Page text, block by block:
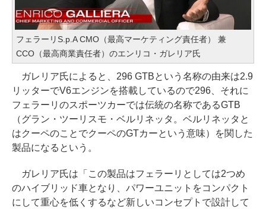
フェラーリS.p.A CMO（最高マーケティング責任者） 兼
CCO（最高商業責任者）のエンリコ・ガレリア氏
ガレリア氏によると、296 GTBという名称の由来は2.9
リッターでV6エンジンを搭載しているので296、それに
フェラーリのスポーツカーでは伝統の名称であるGTB
（グラン・ツーリスモ・ベルリネッタ。ベルリネッタと
はクーペのことでクーペのGTカーという意味）を関した
製品になるという。
ガレリア氏は「この製品はフェラーリとしては2つめ
のハイブリッド車となり、パワーユニットをコンパクト
にして重心を低くするなど新しいコンセプトで設計して